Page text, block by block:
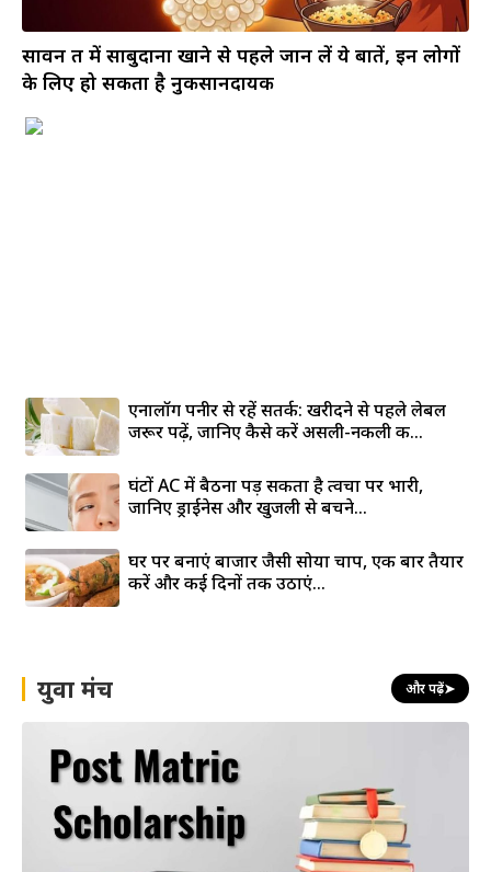
सावन व्रत में साबुदाना खाने से पहले जान लें ये बातें, इन लोगों
के लिए हो सकता है नुकसानदायक
एनालॉग पनीर से रहें सतर्क: खरीदने से पहले लेबल
जरूर पढ़ें, जानिए कैसे करें असली-नकली की...
घंटों AC में बैठना पड़ सकता है त्वचा पर भारी,
जानिए ड्राईनेस और खुजली से बचने...
घर पर बनाएं बाजार जैसी सोया चाप, एक बार तैयार
करें और कई दिनों तक उठाएं...
युवा मंच और पढ़ें➤